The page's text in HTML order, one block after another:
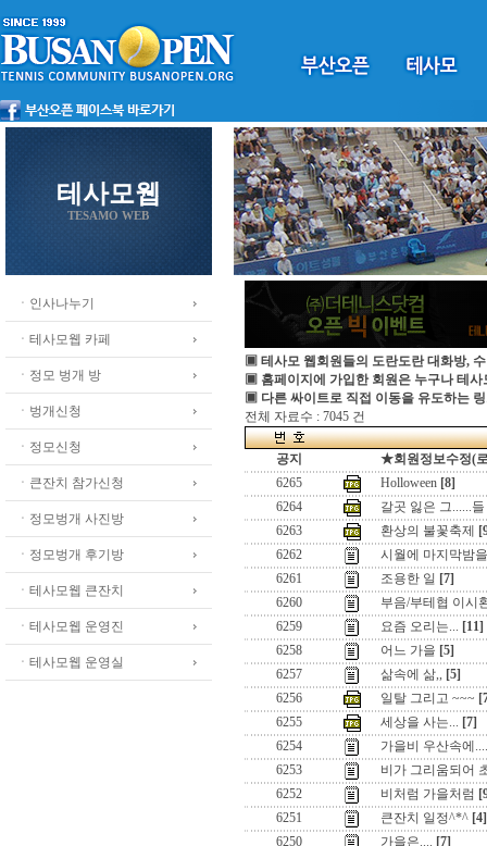
테사모웹
TESAMO WEB
ㆍ인사나누기
ㆍ테사모웹 카페
ㆍ정모 벙개 방
ㆍ벙개신청
ㆍ정모신청
ㆍ큰잔치 참가신청
ㆍ정모벙개 사진방
ㆍ정모벙개 후기방
ㆍ테사모웹 큰잔치
ㆍ테사모웹 운영진
ㆍ테사모웹 운영실
▣ 테사모 웹회원들의 도란도란 대화방,
▣ 홈페이지에 가입한 회원은 누구나 테사
▣ 다른 싸이트로 직접 이동을 유도하는
전체 자료수 : 7045 건
공지
★회원정보수정(
6265
Holloween [8]
6264
갈곳 잃은 그......들
6263
환상의 불꽃축제
6262
시월에 마지막밤
6261
조용한 일 [7]
6260
부음/부테협 이시
6259
요즘 오리는... [11]
6258
어느 가을 [5]
6257
삶속에 삶,, [5]
6256
일탈 그리고 ~~~
6255
세상을 사는... [7]
6254
가을비 우산속에....
6253
비가 그리움되어
6252
비처럼 가을처럼
6251
큰잔치 일정^*^ [4]
6250
가을은.... [7]